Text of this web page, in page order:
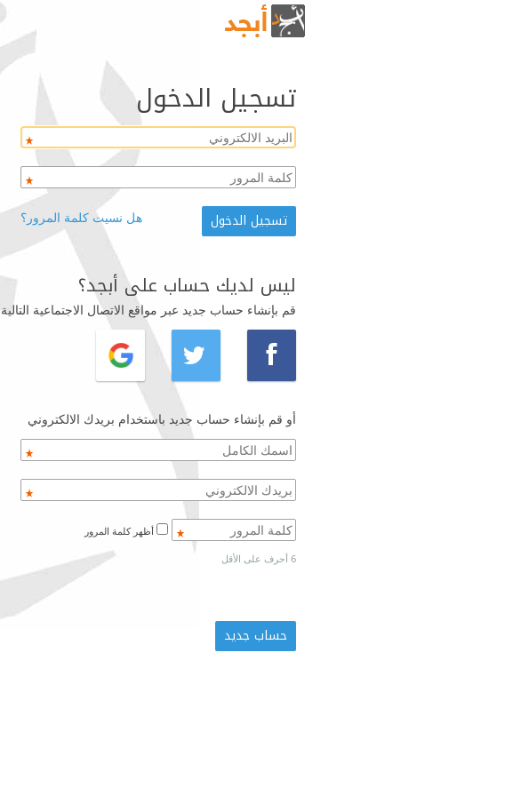
تسجيل الدخول
هل نسيت كلمة المرور؟
ليس لديك حساب على أبجد؟
قم بإنشاء حساب جديد عبر مواقع الاتصال الاجتماعية التالية
أو قم بإنشاء حساب جديد باستخدام بريدك الالكتروني
6 أحرف على الأقل